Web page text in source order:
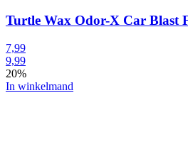
Turtle Wax Odor-X Car Blast
7,99
9,99
20%
In winkelmand